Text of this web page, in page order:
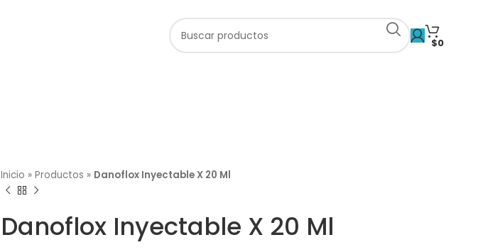
$0
Inicio » Productos » Danoflox Inyectable X 20 Ml
Danoflox Inyectable X 20 Ml